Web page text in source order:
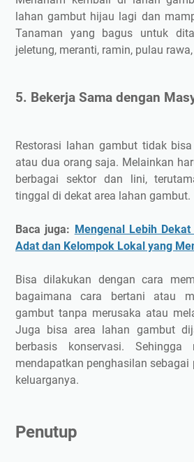
lahan gambut hijau lagi dan
Tanaman yang bagus untuk
jeletung, meranti, ramin, pulau
5. Bekerja Sama dengan
Restorasi lahan gambut tidak
atau dua orang saja. Melainkan
berbagai sektor dan lini,
tinggal di dekat area lahan gambut.
Baca juga: Mengenal Lebih
Adat dan Kelompok Lokal yang
Bisa dilakukan dengan cara
bagaimana cara bertani atau
gambut tanpa merusaka atau
Juga bisa area lahan gambut
berbasis konservasi.
mendapatkan penghasilan sebagai
keluarganya.
Penutup